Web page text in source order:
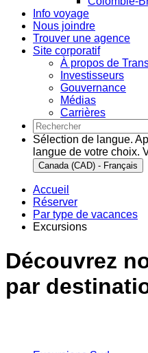
Info voyage
Nous joindre
Trouver une agence
Site corporatif
À propos de
Investisseurs
Gouvernance
Médias
Carrières
Sélection de langue.
langue de votre choix.
Canada (CAD) - Français
Accueil
Réserver
Par type de vacances
Excursions
Découvrez
par